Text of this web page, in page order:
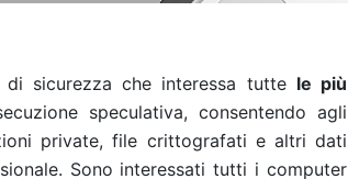
sicurezza che interessa tutte le più
speculativa, consentendo agli
private, file crittografati e altri dati
Sono interessati tutti i computer